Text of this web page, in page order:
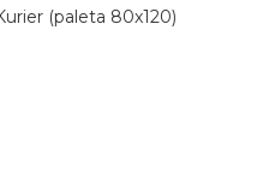
(paleta 80x120)